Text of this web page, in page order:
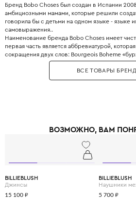
Бренд Bobo Choses был создан в Испании
амбициозными мамами, которые решили
говорила бы с детьми на одном языке - языке
самовыражения..
Наименование бренда Bobo Choses имеет
первая часть является аббревиатурой,
сокращения двух слов: Bourgeois Boheme
часть переводится как «вещи».
Главное отличие Bobo Choses - узнаваемый
наивные принты, комфортные свободные
ВСЕ ТОВАРЫ
ВОЗМОЖНО, ВАМ
BILLIEBLUSH
Джинсы
15 100 ₽
BILLIEBLUSH
Наушники
5 700 ₽